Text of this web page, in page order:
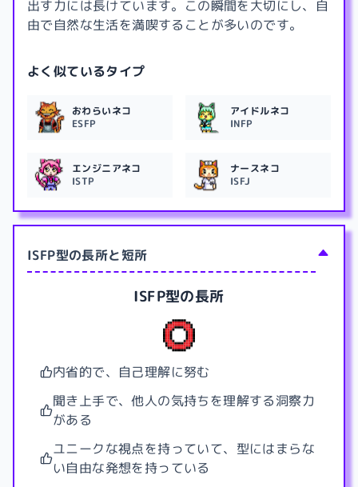
出す力には長けています。この瞬間を大切にし、自
由で自然な生活を満喫することが多いのです。
よく似ているタイプ
おわらいネコ
ESFP
アイドルネコ
INFP
エンジニアネコ
ISTP
ナースネコ
ISFJ
ISFP型の長所と短所
ISFP型の長所
内省的で、自己理解に努む
聞き上手で、他人の気持ちを理解する洞察力
がある
ユニークな視点を持っていて、型にはまらな
い自由な発想を持っている